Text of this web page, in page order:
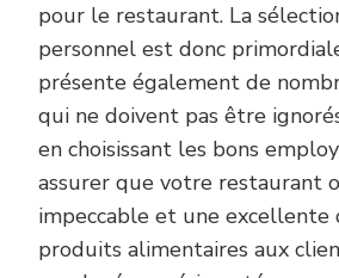
pour le restaurant. La
personnel est donc
présente également de
qui ne doivent pas être
en choisissant les bons
assurer que votre restaurant
impeccable et une
produits alimentaires aux